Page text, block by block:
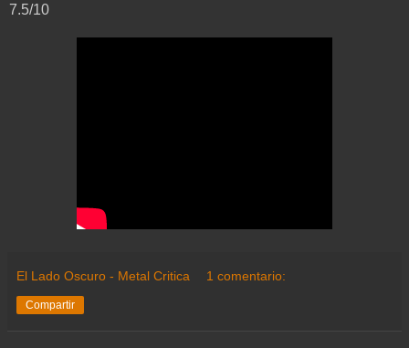
7.5/10
El Lado Oscuro - Metal Critica 1 comentario:
Compartir